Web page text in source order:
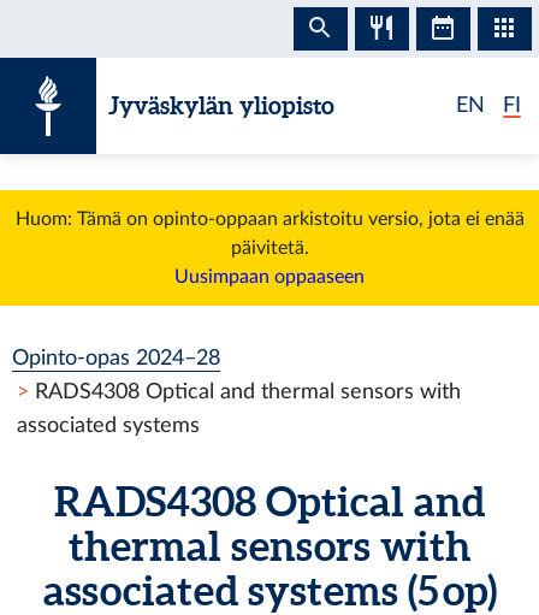
Jyväskylän yliopisto EN FI
Huom: Tämä on opinto-oppaan arkistoitu versio, jota ei enää
päivitetä.
Uusimpaan oppaaseen
Opinto-opas 2024–28
RADS4308 Optical and thermal sensors with
associated systems
RADS4308 Optical and
thermal sensors with
associated systems (5 op)